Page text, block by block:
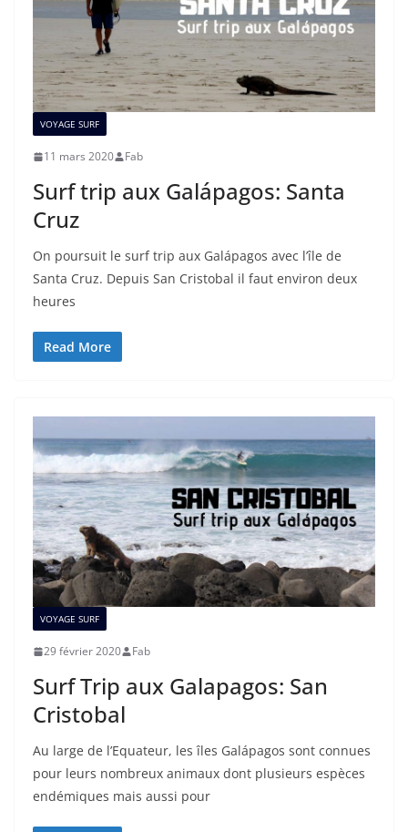
VOYAGE SURF
11 mars 2020 Fab
Surf trip aux Galápagos: Santa
Cruz
On poursuit le surf trip aux Galápagos avec l’île de
Santa Cruz. Depuis San Cristobal il faut environ deux
heures
Read More
VOYAGE SURF
29 février 2020 Fab
Surf Trip aux Galapagos: San
Cristobal
Au large de l’Equateur, les îles Galápagos sont connues
pour leurs nombreux animaux dont plusieurs espèces
endémiques mais aussi pour